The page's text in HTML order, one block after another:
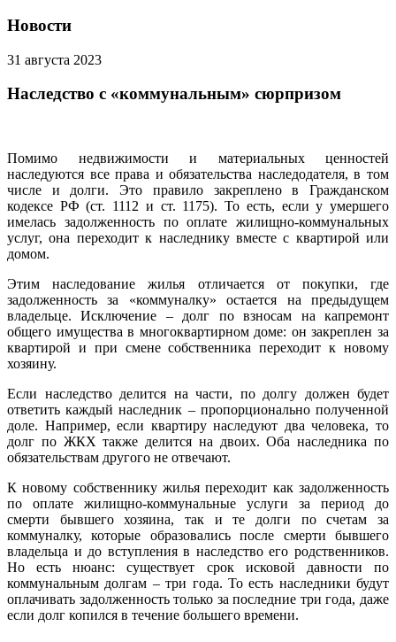
Новости
31 августа 2023
Наследство с «коммунальным» сюрпризом
Помимо недвижимости и материальных ценностей
наследуются все права и обязательства наследодателя, в том
числе и долги. Это правило закреплено в Гражданском
кодексе РФ (ст. 1112 и ст. 1175). То есть, если у умершего
имелась задолженность по оплате жилищно-коммунальных
услуг, она переходит к наследнику вместе с квартирой или
домом.
Этим наследование жилья отличается от покупки, где
задолженность за «коммуналку» остается на предыдущем
владельце. Исключение – долг по взносам на капремонт
общего имущества в многоквартирном доме: он закреплен за
квартирой и при смене собственника переходит к новому
хозяину.
Если наследство делится на части, по долгу должен будет
ответить каждый наследник – пропорционально полученной
доле. Например, если квартиру наследуют два человека, то
долг по ЖКХ также делится на двоих. Оба наследника по
обязательствам другого не отвечают.
К новому собственнику жилья переходит как задолженность
по оплате жилищно-коммунальные услуги за период до
смерти бывшего хозяина, так и те долги по счетам за
коммуналку, которые образовались после смерти бывшего
владельца и до вступления в наследство его родственников.
Но есть нюанс: существует срок исковой давности по
коммунальным долгам – три года. То есть наследники будут
оплачивать задолженность только за последние три года, даже
если долг копился в течение большего времени.